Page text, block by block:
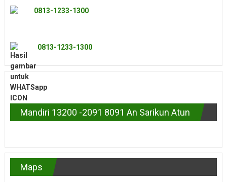
0813-1233-1300
0813-1233-1300
Mandiri 13200 -2091 8091 An Sarikun Atun
Maps